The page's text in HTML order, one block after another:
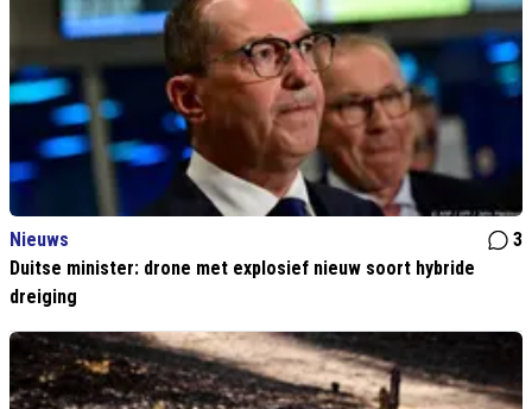
Nieuws
3
Duitse minister: drone met explosief nieuw soort hybride
dreiging